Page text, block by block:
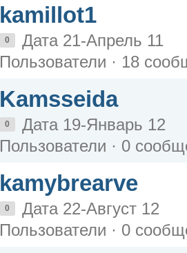
kamillot1
0
Дата 21-Апрель 11
Пользователи · 18
Kamsseida
0
Дата 19-Январь 12
Пользователи · 0
kamybrearve
0
Дата 22-Август 12
Пользователи · 0